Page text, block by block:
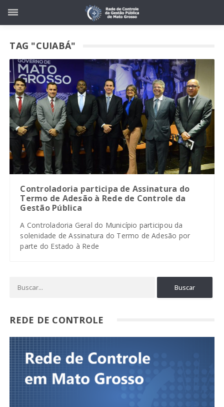
TAG "CUIABÁ"
Controladoria participa de Assinatura do
Termo de Adesão à Rede de Controle da
Gestão Pública
A Controladoria Geral do Município participou da
solenidade de Assinatura do Termo de Adesão por
parte do Estado à Rede
REDE DE CONTROLE